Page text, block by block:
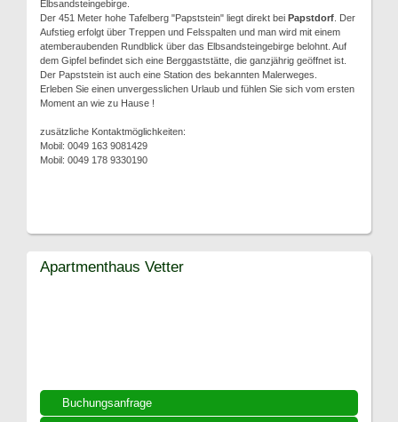
Elbsandsteingebirge.
Der 451 Meter hohe Tafelberg "Papststein" liegt direkt bei Papstdorf . Der
Aufstieg erfolgt über Treppen und Felsspalten und man wird mit einem
atemberaubenden Rundblick über das Elbsandsteingebirge belohnt. Auf
dem Gipfel befindet sich eine Berggaststätte, die ganzjährig geöffnet ist.
Der Papststein ist auch eine Station des bekannten Malerweges.
Erleben Sie einen unvergesslichen Urlaub und fühlen Sie sich vom ersten
Moment an wie zu Hause !
zusätzliche Kontaktmöglichkeiten:
Mobil: 0049 163 9081429
Mobil: 0049 178 9330190
Buchungsanfrage
Apartmenthaus Vetter